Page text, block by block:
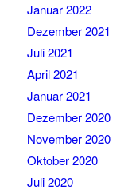
Januar 2022
Dezember 2021
Juli 2021
April 2021
Januar 2021
Dezember 2020
November 2020
Oktober 2020
Juli 2020